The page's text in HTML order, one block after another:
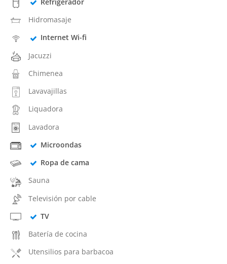
Hidromasaje
Internet Wi-fi
Jacuzzi
Chimenea
Lavavajillas
Liquadora
Lavadora
Microondas
Ropa de cama
Sauna
Televisión por cable
TV
Batería de cocina
Utensilios para barbacoa